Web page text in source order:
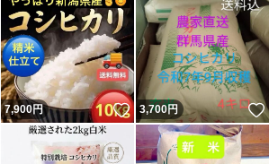
いいね！
7,900円 いいね！
3,700円